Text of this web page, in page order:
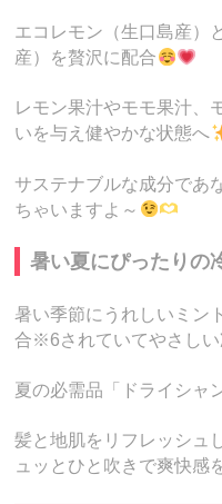
エコレモン（生口島産）
産）を贅沢に配合
レモン果汁やモモ果汁、
いを与え健やかな状態へ
サステナブルな成分であ
ちゃいますよ～
暑い夏にぴったりの
暑い季節にうれしいミ
合※6されていてやさし
夏の必需品「ドライシャ
髪と地肌をリフレッシュ
ュッとひと吹きで爽快感